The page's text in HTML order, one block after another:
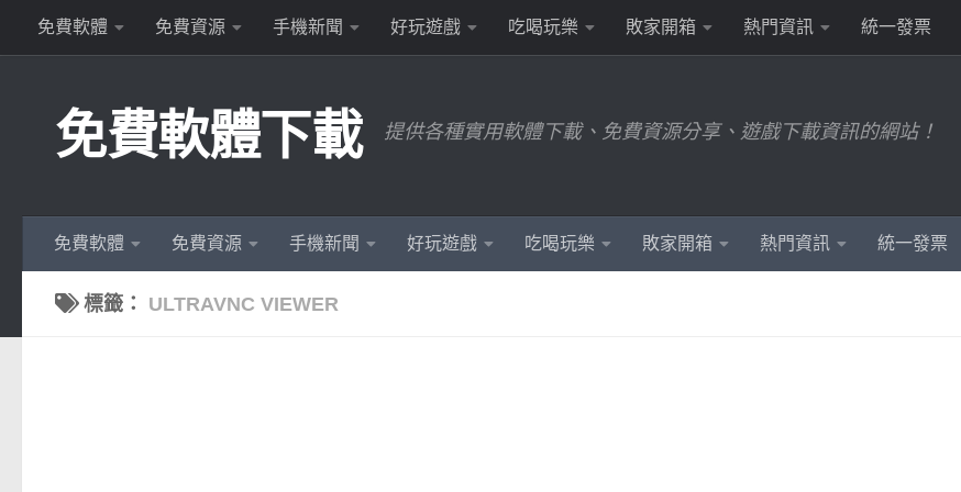
Skip to content
免費軟體 免費資源 手機新聞 好玩遊戲 吃喝玩樂 敗家開箱 熱門資訊 統一發票
免費軟體下載 提供各種實用軟體下載、免費資源分享、遊戲下載資訊的網站！
免費軟體 免費資源 手機新聞 好玩遊戲 吃喝玩樂 敗家開箱 熱門資訊 統一發票
標籤： ULTRAVNC VIEWER